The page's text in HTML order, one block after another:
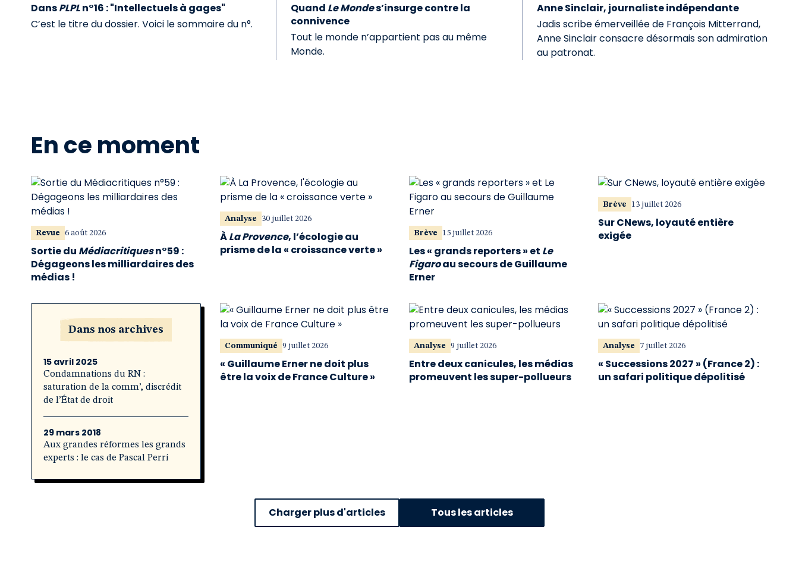
DansPLPLn°16 : "Intellectuels à gages"
C’est le titre du dossier. Voici le sommaire du n°.
Quand Le Mondes’insurge contre la
connivence
Tout le monde n’appartient pas au même
Monde.
Anne Sinclair, journaliste indépendante
Jadis scribe émerveillée de François Mitterrand,
Anne Sinclair consacre désormais son admiration
au patronat.
En ce moment
Revue 6 août 2026
Sortie du Médiacritiquesn°59 :
Dégageons les milliardaires des
médias !
Analyse 30 juillet 2026
ÀLa Provence, l’écologie au
prisme de la « croissance verte »
Brève 15 juillet 2026
Les « grands reporters » et Le
Figaroau secours de Guillaume
Erner
Brève 13 juillet 2026
Sur CNews, loyauté entière
exigée
Dans nos archives
15 avril 2025
Condamnations du RN :
saturation de la comm’, discrédit
de l’État de droit
29 mars 2018
Aux grandes réformes les grands
experts : le cas de Pascal Perri
Communiqué 9 juillet 2026
« Guillaume Erner ne doit plus
être la voix de France Culture »
Analyse 9 juillet 2026
Entre deux canicules, les médias
promeuvent les super-pollueurs
Analyse 7 juillet 2026
« Successions 2027 » (France 2) :
un safari politique dépolitisé
Charger plus d'articles Tous les articles